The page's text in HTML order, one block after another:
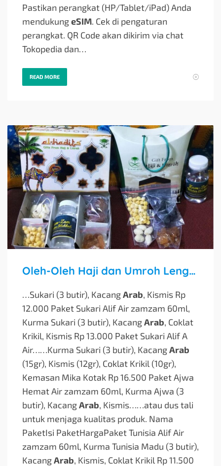
Pastikan perangkat (HP/Tablet/iPad) Anda
mendukungeSIM. Cek di pengaturan
perangkat. QR Code akan dikirim via chat
Tokopedia dan…
READ MORE
Oleh-Oleh Haji dan Umroh Lengkap & Ekonomis
…Sukari (3 butir), KacangArab, Kismis Rp
12.000 Paket Sukari Alif Air zamzam 60ml,
Kurma Sukari (3 butir), KacangArab, Coklat
Krikil, Kismis Rp 13.000 Paket Sukari Alif A
Air……Kurma Sukari (3 butir), KacangArab
(15gr), Kismis (12gr), Coklat Krikil (10gr),
Kemasan Mika Kotak Rp 16.500 Paket Ajwa
Hemat Air zamzam 60ml, Kurma Ajwa (3
butir), KacangArab, Kismis……atau dus tali
untuk menjaga kualitas produk. Nama
PaketIsi PaketHargaPaket Tunisia Alif Air
zamzam 60ml, Kurma Tunisia Madu (3 butir),
KacangArab, Kismis, Coklat Krikil Rp 11.500